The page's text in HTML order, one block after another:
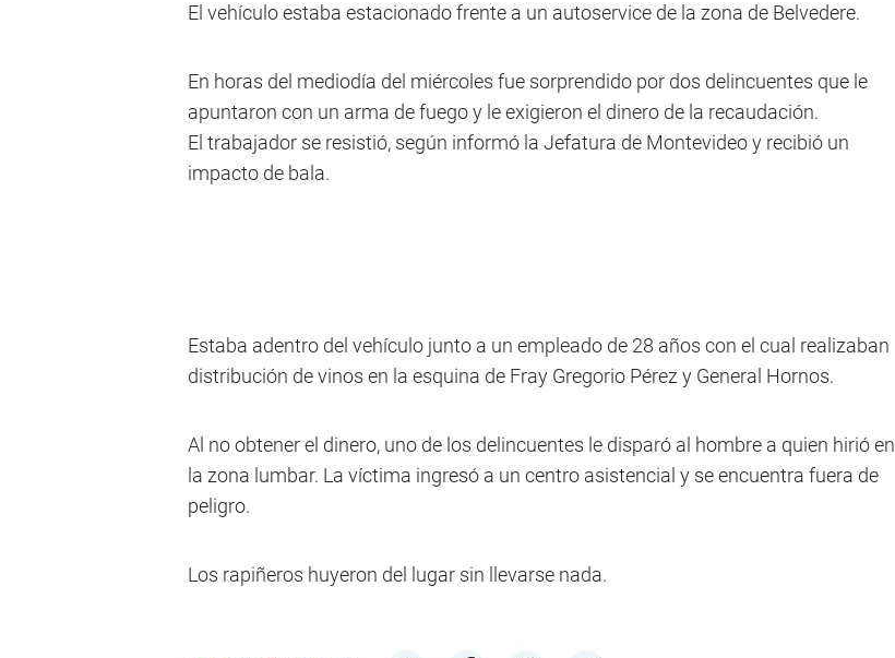
El vehículo estaba estacionado frente a un autoservice de la zona de Belvedere.
En horas del mediodía del miércoles fue sorprendido por dos delincuentes que le
apuntaron con un arma de fuego y le exigieron el dinero de la recaudación.
El trabajador se resistió, según informó la Jefatura de Montevideo y recibió un
impacto de bala.
Estaba adentro del vehículo junto a un empleado de 28 años con el cual realizaban
distribución de vinos en la esquina de Fray Gregorio Pérez y General Hornos.
Al no obtener el dinero, uno de los delincuentes le disparó al hombre a quien hirió en
la zona lumbar. La víctima ingresó a un centro asistencial y se encuentra fuera de
peligro.
Los rapiñeros huyeron del lugar sin llevarse nada.